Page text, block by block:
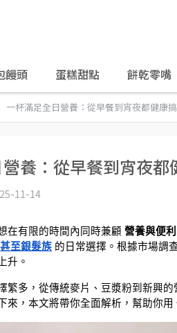
饅頭 蛋糕甜點 餅乾零嘴
一杯滿足全日營養：從早餐到宵夜都健康
養：從早餐到宵夜都
11-14
在有限的時間內同時兼顧 營養與便利
至銀髮族 的日常選擇。根據市場調
升。
繁多，從傳統麥片、豆漿粉到新興
來，本文將帶你全面解析，幫助你用